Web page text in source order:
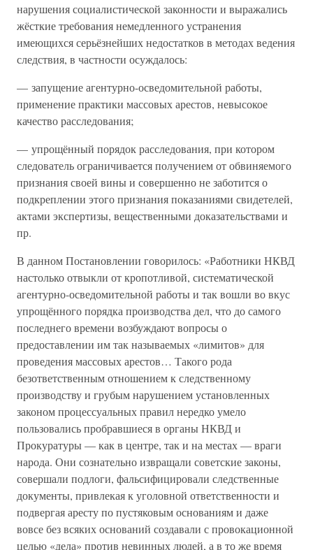
нарушения социалистической законности и выражались
жёсткие требования немедленного устранения
имеющихся серьёзнейших недостатков в методах ведения
следствия, в частности осуждалось:
— запущение агентурно-осведомительной работы,
применение практики массовых арестов, невысокое
качество расследования;
— упрощённый порядок расследования, при котором
следователь ограничивается получением от обвиняемого
признания своей вины и совершенно не заботится о
подкреплении этого признания показаниями свидетелей,
актами экспертизы, вещественными доказательствами и
пр.
В данном Постановлении говорилось: «Работники НКВД
настолько отвыкли от кропотливой, систематической
агентурно-осведомительной работы и так вошли во вкус
упрощённого порядка производства дел, что до самого
последнего времени возбуждают вопросы о
предоставлении им так называемых «лимитов» для
проведения массовых арестов… Такого рода
безответственным отношением к следственному
производству и грубым нарушением установленных
законом процессуальных правил нередко умело
пользовались пробравшиеся в органы НКВД и
Прокуратуры — как в центре, так и на местах — враги
народа. Они сознательно извращали советские законы,
совершали подлоги, фальсифицировали следственные
документы, привлекая к уголовной ответственности и
подвергая аресту по пустяковым основаниям и даже
вовсе без всяких оснований создавали с провокационной
целью «дела» против невинных людей, а в то же время